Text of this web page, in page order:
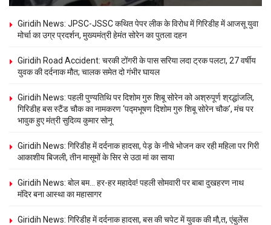
Giridih News: JPSC-JSSC कथित पेपर लीक के विरोध में गिरिडीह में आजसू युवा
मोर्चा का उग्र प्रदर्शन, मुख्यमंत्री हेमंत सोरेन का पुतला दहन
Giridih Road Accident: चरकी टोंगरी के पास सरिया लदा ट्रक पलटा, 27 वर्षीय
युवक की दर्दनाक मौत; चालक समेत दो गंभीर घायल
Giridih News: पहली पुण्यतिथि पर दिशोम गुरु शिबू सोरेन को अश्रुपूर्ण श्रद्धांजलि,
गिरिडीह बस स्टैंड चौक का नामकरण ‘पद्मभूषण दिशोम गुरु शिबू सोरेन चौक’, मंच पर
भावुक हुए मंत्री सुदिव्य कुमार सोनू
Giridih News: गिरिडीह में दर्दनाक हादसा, पेड़ के नीचे भोजन कर रही महिला पर गिरी
आकाशीय बिजली, तीन मासूमों के सिर से उठा मां का साया
Giridih News: बोल बम… हर-हर महादेव! पहली सोमवारी पर बाबा दुखहरण नाथ
मंदिर बना आस्था का महासागर
Giridih News: गिरिडीह में दर्दनाक हादसा, बस की चपेट में युवक की मौ,त, एंबुलेंस